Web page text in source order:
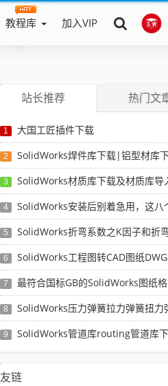
教程库 加入VIP
站长推荐 热门文
1 大国工匠插件下载
2 SolidWorks焊件库下载|铝型材库下载|附sw焊件库添加配置使
3 SolidWorks材质库下载及材质库导
4 SolidWorks安装后别着急用，这八个重要SolidWorks设置可以提高你的
5 SolidWorks折弯系数之K因子和折弯扣除表-溪风
6 SolidWorks工程图转CAD图纸DWG格式映射文件无乱码可分层-溪风亲
7 最符合国标GB的SolidWorks图纸格式和图纸模板下载-溪风专
8 SolidWorks压力弹簧拉力弹簧扭力弹簧涡卷弹簧自动生成宏
9 SolidWorks管道库routing管道库
友链